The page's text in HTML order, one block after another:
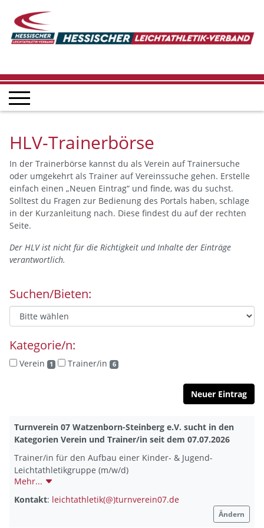
HLV-Trainerbörse
In der Trainerbörse kannst du als Verein auf Trainersuche
oder umgekehrt als Trainer auf Vereinssuche gehen. Erstelle
einfach einen „Neuen Eintrag“ und finde, was du suchst.
Solltest du Fragen zur Bedienung des Portals haben, schlage
in der Kurzanleitung nach. Diese findest du auf der rechten
Seite.
Der HLV ist nicht für die Richtigkeit und Inhalte der Einträge
verantwortlich.
Suchen/Bieten:
Kategorie/n:
Verein 1 Trainer/in 6
Neuer Eintrag
Turnverein 07 Watzenborn-Steinberg e.V. sucht in den
Kategorien Verein und Trainer/in seit dem 07.07.2026
Trainer/in für den Aufbau einer Kinder- & Jugend-
Leichtathletikgruppe (m/w/d)
Ideal für Lehramtsstudierende Sport / Sportwissenschaften
Die Leichtathletik-Abteilung des TV07 Watzenborn-
Mehr...
Kontakt: leichtathletik(@)turnverein07.de
Ändern